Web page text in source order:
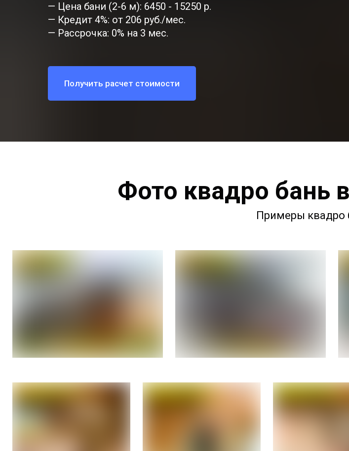
— Цена бани (2-6 м): 6450 - 15250 р.
— Кредит 4%: от 206 руб./мес.
— Рассрочка: 0% на 3 мес.
Получить расчет стоимости
Фото квадро бань
Примеры квадро